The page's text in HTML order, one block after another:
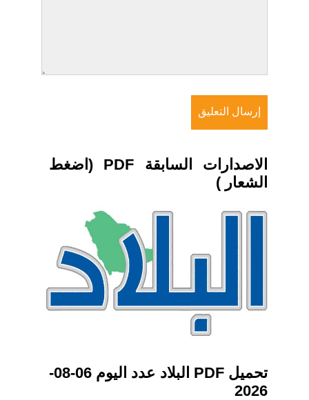
الاصدارات السابقة PDF (اضغط
الشعار )
تحميل PDF البلاد عدد اليوم 06-08-
2026